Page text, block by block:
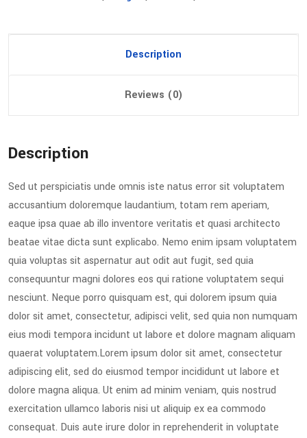
Description
Reviews (0)
Description
Sed ut perspiciatis unde omnis iste natus error sit voluptatem
accusantium doloremque laudantium, totam rem aperiam,
eaque ipsa quae ab illo inventore veritatis et quasi architecto
beatae vitae dicta sunt explicabo. Nemo enim ipsam voluptatem
quia voluptas sit aspernatur aut odit aut fugit, sed quia
consequuntur magni dolores eos qui ratione voluptatem sequi
nesciunt. Neque porro quisquam est, qui dolorem ipsum quia
dolor sit amet, consectetur, adipisci velit, sed quia non numquam
eius modi tempora incidunt ut labore et dolore magnam aliquam
quaerat voluptatem.Lorem ipsum dolor sit amet, consectetur
adipiscing elit, sed do eiusmod tempor incididunt ut labore et
dolore magna aliqua. Ut enim ad minim veniam, quis nostrud
exercitation ullamco laboris nisi ut aliquip ex ea commodo
consequat. Duis aute irure dolor in reprehenderit in voluptate